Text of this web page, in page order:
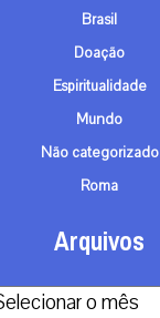
Brasil
Doação
Espiritualidade
Mundo
Não categorizado
Roma
Arquivos